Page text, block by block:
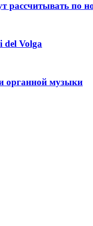
рассчитывать по
del Volga
органной музыки